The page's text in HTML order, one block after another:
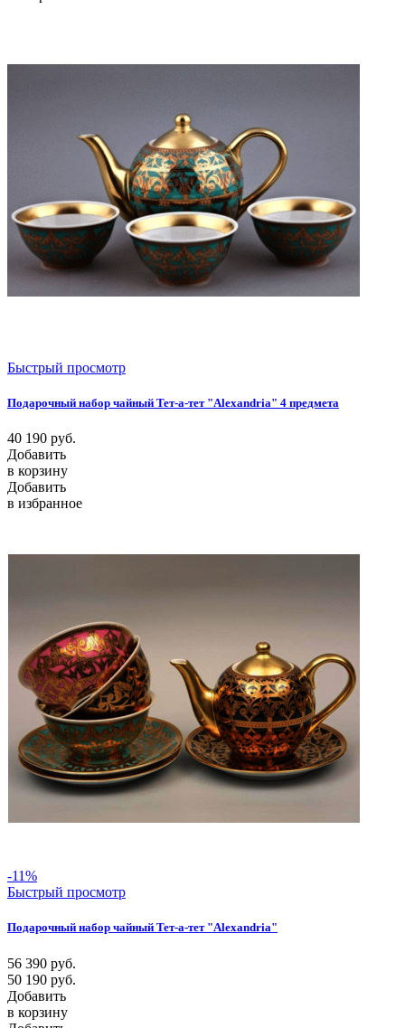
Быстрый просмотр
Подарочный набор чайный Тет-а-тет "Alexandria" 4 предмета
40 190 руб.
Добавить
в корзину
Добавить
в избранное
-11%
Быстрый просмотр
Подарочный набор чайный Тет-а-тет "Alexandria"
56 390 руб.
50 190 руб.
Добавить
в корзину